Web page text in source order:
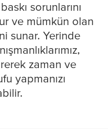
sorunlarını
ve mümkün olan
sunar. Yerinde
zaman ve
yapmanızı